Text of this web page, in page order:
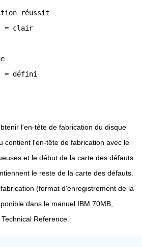
réussit
= clair
= défini
l'en-tête de fabrication du disque
contient l'en-tête de fabrication avec le
et le début de la carte des défauts
le reste de la carte des défauts.
(format d'enregistrement de la
dans le manuel IBM 70MB,
Reference.